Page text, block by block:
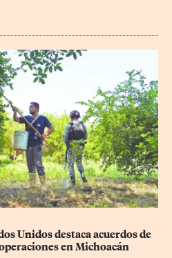
Unidos destaca acuerdos de
en Michoacán